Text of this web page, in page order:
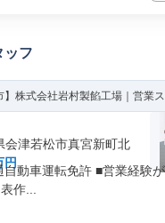
ッフ
】株式会社岩村製餡工場｜営業
会津若松市真宮新町北
円
動車運転免許 ■営業経験
作...